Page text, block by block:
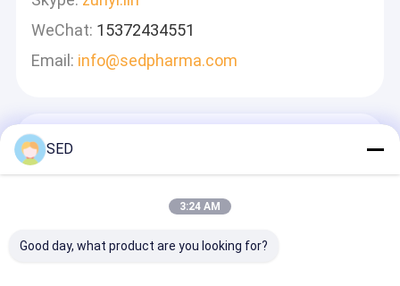
WeChat: 15372434551
Email: info@sedpharma.com
SED
3:24 AM
Good day, what product are you looking for?